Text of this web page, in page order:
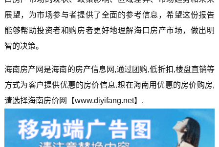
展望，为市场参与者提供了全面的参考信息，希望这份报告
能够帮助投资者和购房者更好地理解海口房产市场，做出明
智的决策。
海南房产网是海南的房产信息网,通过团购,低折扣,楼盘直销等
方式为客户提供优惠的房价信息.想在海南用优惠的房价购房,
请选择海南房价网【www.diyifang.net】.